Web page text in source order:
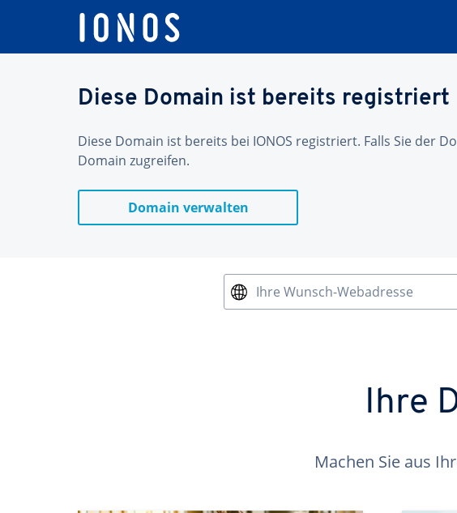
Diese Domain ist bereits registriert
Diese Domain ist bereits bei IONOS registriert. Falls Sie der
Domain zugreifen.
Domain verwalten
Ihre Wunsch-Webadresse
Ihre
Machen Sie aus